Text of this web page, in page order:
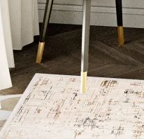
cookies pour personnaliser le
également des informations sur
combiner ces informations
services.